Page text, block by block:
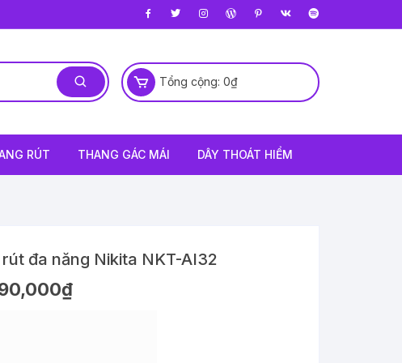
Tổng cộng: 0₫
RÚT THANG GÁC MÁI DÂY THOÁT HIỂM
đa năng Nikita NKT-AI32
₫